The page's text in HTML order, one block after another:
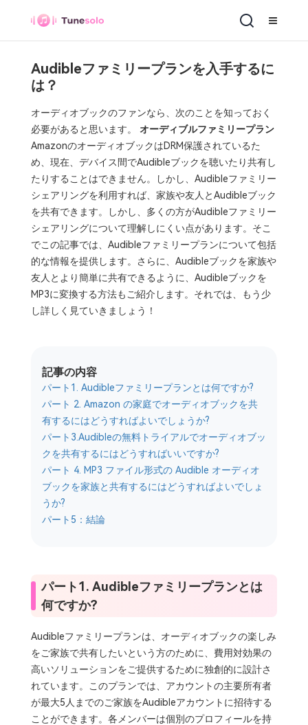
Audibleファミリープランを入手するに
は？
オーディオブックのファンなら、次のことを知っておく
必要があると思います。 オーディブルファミリープラン
AmazonのオーディオブックはDRM保護されているた
め、現在、デバイス間でAudibleブックを聴いたり共有し
たりすることはできません。しかし、Audibleファミリー
シェアリングを利用すれば、家族や友人とAudibleブック
を共有できます。しかし、多くの方がAudibleファミリー
シェアリングについて理解しにくい点があります。そこ
でこの記事では、Audibleファミリープランについて包括
的な情報を提供します。さらに、Audibleブックを家族や
友人とより簡単に共有できるように、Audibleブックを
MP3に変換する方法もご紹介します。それでは、もう少
し詳しく見ていきましょう！
記事の内容
パート1. Audibleファミリープランとは何ですか?
パート 2. Amazon の家庭でオーディオブックを共
有するにはどうすればよいでしょうか?
パート3.Audibleの無料トライアルでオーディオブッ
クを共有するにはどうすればいいですか?
パート 4. MP3 ファイル形式の Audible オーディオ
ブックを家族と共有するにはどうすればよいでしょ
うか?
パート5：結論
パート1. Audibleファミリープランとは
何ですか?
Audibleファミリープランは、オーディオブックの楽しみ
をご家族で共有したいという方のために、費用対効果の
高いソリューションをご提供するために独創的に設計さ
れています。このプランでは、アカウントの主要所有者
が最大5人までのご家族をAudibleアカウントに招待する
ことができます。各メンバーは個別のプロフィールを持